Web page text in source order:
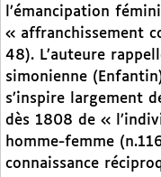
l’émancipation
« affranchissement
48). L’auteure
simonienne
s’inspire largement
dès 1808 de «
homme-femme
connaissance